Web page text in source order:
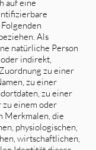
auf eine
Als
natürliche Person
indirekt,
zu einer
zu einer
zu einer
einem oder
Merkmalen, die
physiologischen,
wirtschaftlichen,